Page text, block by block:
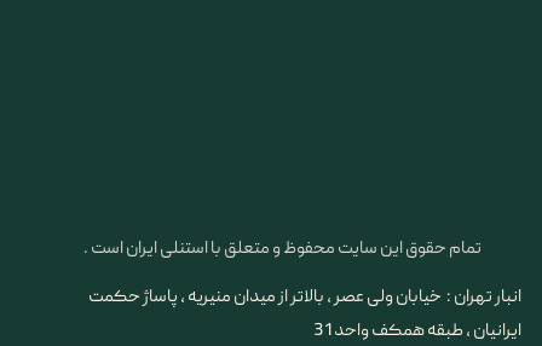
تمام حقوق این سایت محفوظ و متعلق با استنلی ایران است .
انبار تهران : خیابان ولی عصر ، بالاتر از میدان منیریه ، پاساژ حکمت
ایرانیان ، طبقه همکف واحد 31